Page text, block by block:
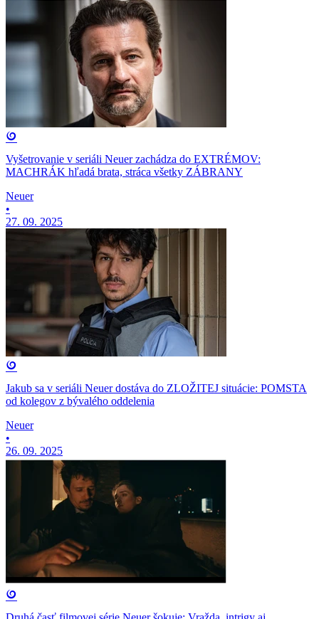
Vyšetrovanie v seriáli Neuer zachádza do EXTRÉMOV:
MACHRÁK hľadá brata, stráca všetky ZÁBRANY
Neuer
•
27. 09. 2025
Jakub sa v seriáli Neuer dostáva do ZLOŽITEJ situácie: POMSTA
od kolegov z bývalého oddelenia
Neuer
•
26. 09. 2025